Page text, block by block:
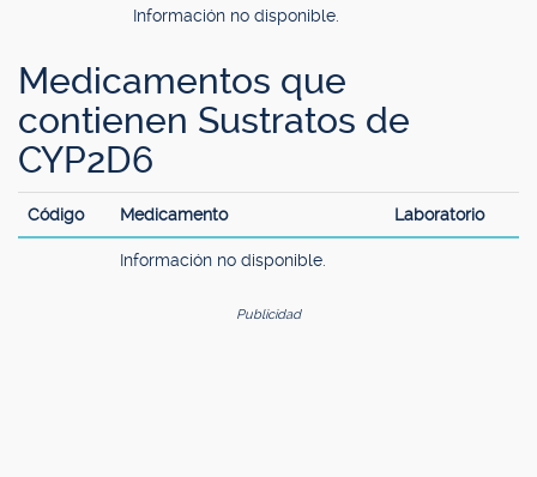
Información no disponible.
Medicamentos que
contienen Sustratos de
CYP2D6
Código Medicamento Laboratorio
Información no disponible.
Publicidad